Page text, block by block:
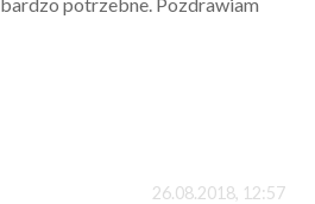
26.08.2018, 12:57